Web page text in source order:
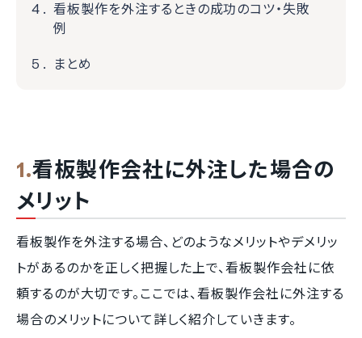
看板製作を外注するときの成功のコツ・失敗
例
まとめ
看板製作会社に外注した場合の
メリット
看板製作を外注する場合、どのようなメリットやデメリッ
トがあるのかを正しく把握した上で、看板製作会社に依
頼するのが大切です。ここでは、看板製作会社に外注する
場合のメリットについて詳しく紹介していきます。